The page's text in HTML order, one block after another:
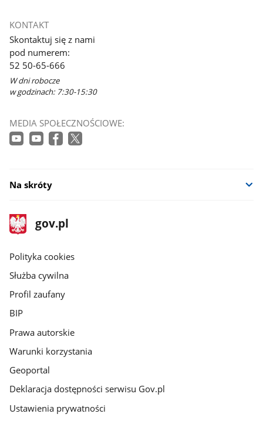
się
w
nowym
oknie
KONTAKT
Skontaktuj się z nami
pod numerem:
52 50-65-666
W dni robocze
w godzinach: 7:30-15:30
MEDIA SPOŁECZNOŚCIOWE:
Na skróty
stopka
gov.pl
Strona
gov.pl
gov.pl
Polityka cookies
Służba cywilna
Profil zaufany
BIP
Prawa autorskie
Warunki korzystania
Geoportal
Deklaracja dostępności serwisu Gov.pl
Ustawienia prywatności